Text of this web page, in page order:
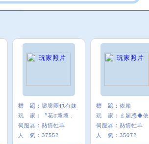
標 題： 壞壞團也有妹
玩 家：
〝花σ壞壞﹑
伺服器： 熱情牡羊
人 氣： 37552
標 題： 依賴
玩 家：
￡媚惑◆
伺服器： 熱情牡羊
人 氣： 35072